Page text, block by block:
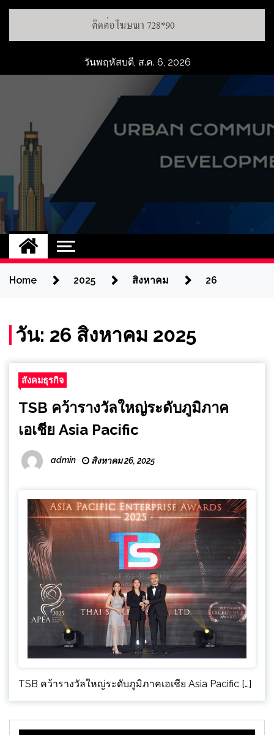
Skip
วันพฤหัสบดี, ส.ค. 6, 2026
UCD
NEW
Home 2025 สิงหาคม 26
วัน: 26 สิงหาคม 2025
สังคมธุรกิจ
TSB คว้ารางวัลใหญ่ระดับภูมิภาค
เอเชีย Asia Pacific
admin สิงหาคม 26, 2025
TSB คว้ารางวัลใหญ่ระดับภูมิภาคเอเชีย Asia Pacific […]